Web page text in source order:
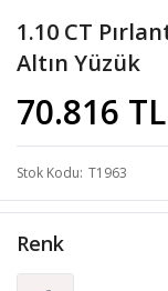
1.10 CT
Altın Yüzük
70.816 TL
Stok Kodu T1963
Renk